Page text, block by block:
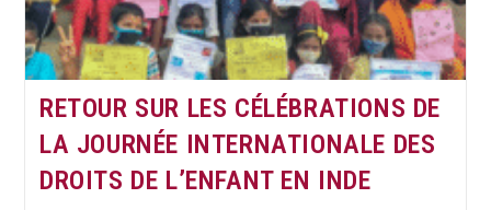
RETOUR SUR LES CÉLÉBRATIONS DE
LA JOURNÉE INTERNATIONALE DES
DROITS DE L’ENFANT EN INDE